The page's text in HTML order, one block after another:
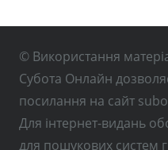
© Використання
Субота Онлайн
посилання на сайт
Для інтернет-видань
для пошукових систем